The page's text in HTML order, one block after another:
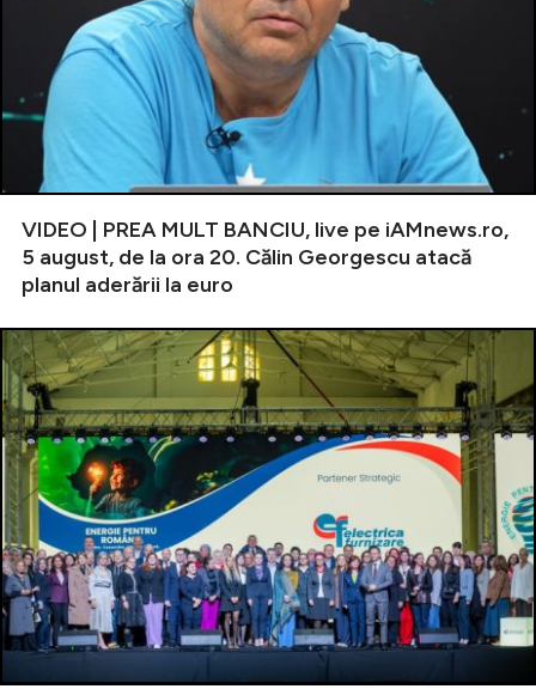
VIDEO | PREA MULT BANCIU, live pe iAMnews.ro,
5 august, de la ora 20. Călin Georgescu atacă
planul aderării la euro